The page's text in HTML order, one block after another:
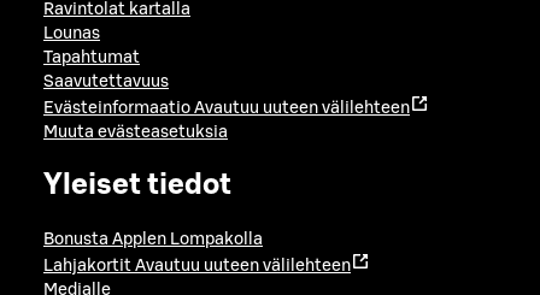
Ravintolat kartalla
Lounas
Tapahtumat
Saavutettavuus
Evästeinformaatio Avautuu uuteen välilehteen
Muuta evästeasetuksia
Yleiset tiedot
Bonusta Applen Lompakolla
Lahjakortit Avautuu uuteen välilehteen
Medialle